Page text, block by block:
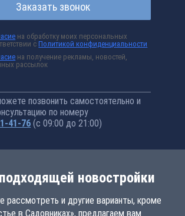
Заказать звонок
на обработку моих персональных
сПолитикой конфиденциальности
на получение рекламы, новостей,
рассылок
позвонить самостоятельно и
по номеру
41-76 (с 09:00 до 21:00)
новостройки
рассмотреть и другие варианты, кроме
в Садовниках», предлагаем вам